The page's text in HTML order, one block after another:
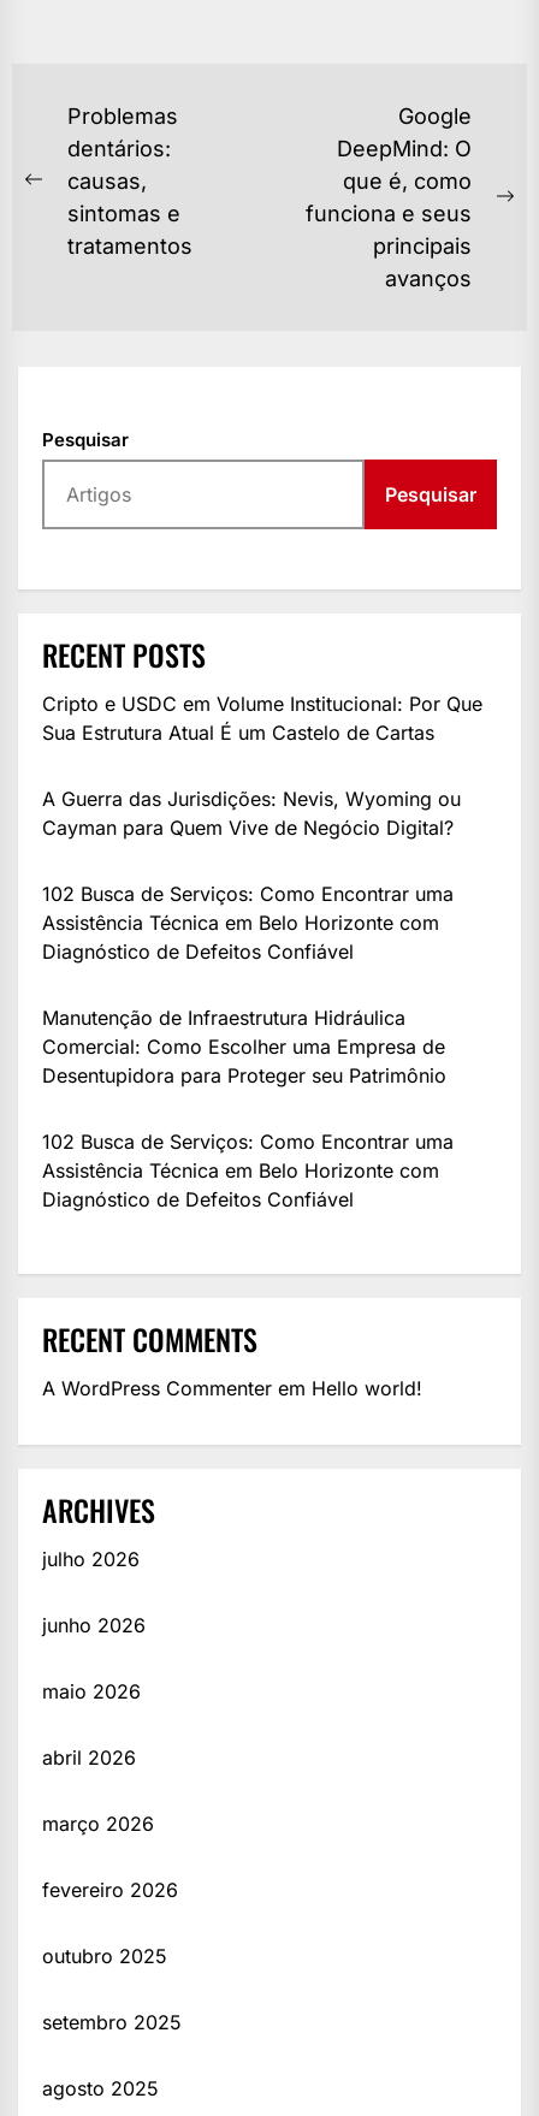
NAVEGAÇÃO
POST
Previous
post:
Problemas
dentários:
causas,
sintomas e
tratamentos
Google
DeepMind: O
que é, como
funciona e seus
principais
avanços
Pesquisar
Pesquisar
RECENT POSTS
Cripto e USDC em Volume Institucional: Por Que
Sua Estrutura Atual É um Castelo de Cartas
A Guerra das Jurisdições: Nevis, Wyoming ou
Cayman para Quem Vive de Negócio Digital?
102 Busca de Serviços: Como Encontrar uma
Assistência Técnica em Belo Horizonte com
Diagnóstico de Defeitos Confiável
Manutenção de Infraestrutura Hidráulica
Comercial: Como Escolher uma Empresa de
Desentupidora para Proteger seu Patrimônio
102 Busca de Serviços: Como Encontrar uma
Assistência Técnica em Belo Horizonte com
Diagnóstico de Defeitos Confiável
RECENT COMMENTS
A WordPress Commenter em Hello world!
ARCHIVES
julho 2026
junho 2026
maio 2026
abril 2026
março 2026
fevereiro 2026
outubro 2025
setembro 2025
agosto 2025